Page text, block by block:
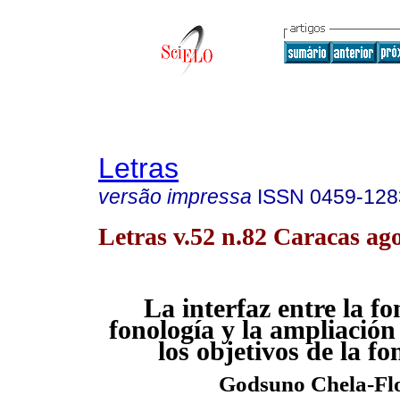
Letras
versão impressa ISSN 0459-
Letras v.52 n.82 Caracas
La interfaz entre la
fonología y la ampliación
los objetivos de la
Godsuno Chela-